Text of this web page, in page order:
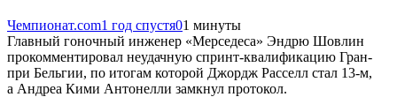
Чемпионат.com1 год спустя01 минуты
Главный гоночный инженер «Мерседеса» Эндрю Шовлин
прокомментировал неудачную спринт-квалификацию Гран-
при Бельгии, по итогам которой Джордж Расселл стал 13-м,
а Андреа Кими Антонелли замкнул протокол.